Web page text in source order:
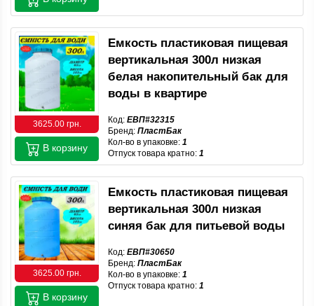
3625.00 грн.
Емкость пластиковая пищевая
вертикальная 300л низкая
белая накопительный бак для
воды в квартире
Код: ЕВП#32315
Бренд: ПластБак
Кол-во в упаковке: 1
Отпуск товара кратно: 1
В корзину
3625.00 грн.
Емкость пластиковая пищевая
вертикальная 300л низкая
синяя бак для питьевой воды
Код: ЕВП#30650
Бренд: ПластБак
Кол-во в упаковке: 1
Отпуск товара кратно: 1
В корзину